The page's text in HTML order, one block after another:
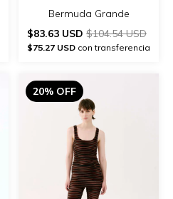
Bermuda Grande
$83.63 USD $104.54 USD
$75.27 USD con transferencia
20% OFF